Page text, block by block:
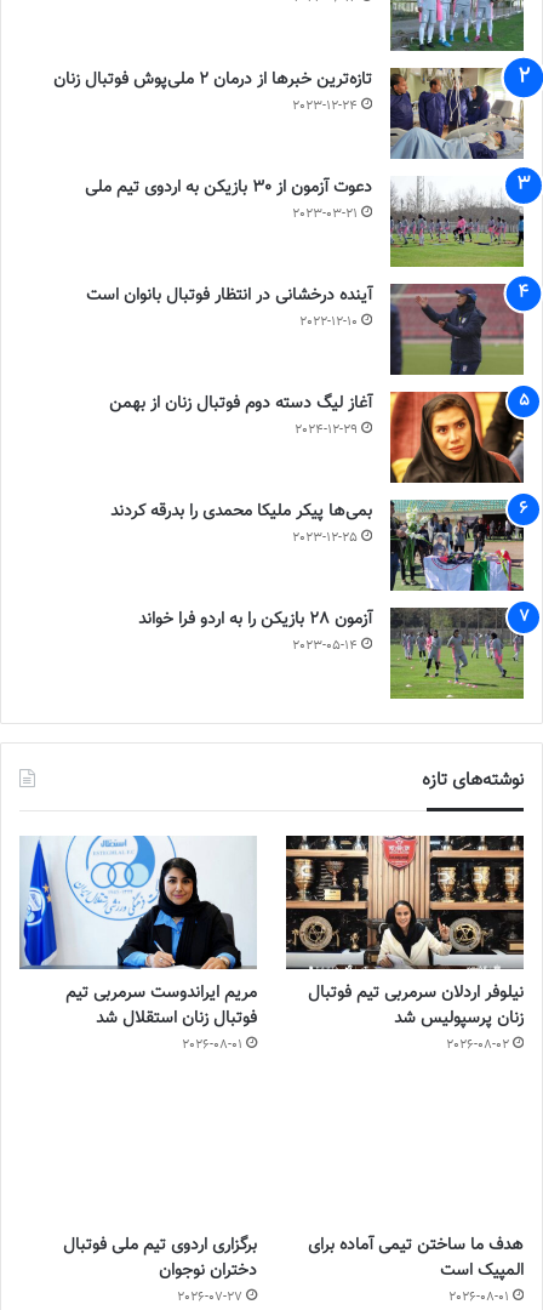
تازه‌ترین خبرها از درمان ۲ ملی‌پوش فوتبال زنان
2023-12-24
دعوت آزمون از 30 بازیکن به اردوی تیم ملی
2023-03-21
آینده درخشانی در انتظار فوتبال بانوان است
2022-12-10
آغاز لیگ دسته دوم فوتبال زنان از بهمن
2024-12-29
بمی‌ها پیکر ملیکا محمدی را بدرقه کردند
2023-12-25
آزمون 28 بازیکن را به اردو فرا خواند
2023-05-14
نوشته‌های تازه
نیلوفر اردلان سرمربی تیم فوتبال
زنان پرسپولیس شد
2026-08-02
مریم ایراندوست سرمربی تیم
فوتبال زنان استقلال شد
2026-08-01
هدف ما ساختن تیمی آماده برای
المپیک است
2026-08-01
برگزاری اردوی تیم ملی فوتبال
دختران نوجوان
2026-07-27